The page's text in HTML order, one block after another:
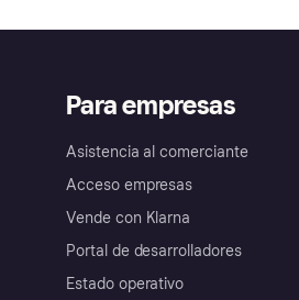
Para empresas
Asistencia al comerciante
Acceso empresas
Vende con Klarna
Portal de desarrolladores
Estado operativo